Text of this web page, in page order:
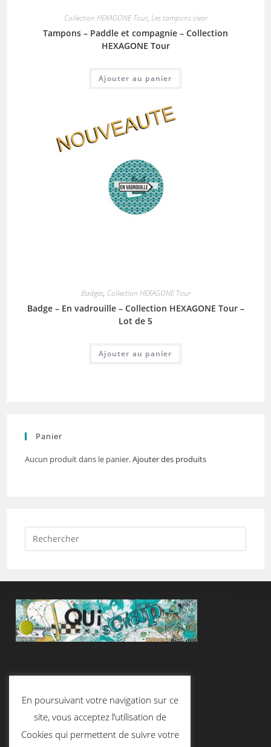
Collection HEXAGONE Tour, Les tampons clear
Tampons – Paddle et compagnie – Collection
HEXAGONE Tour
Ajouter au panier
Badges, Collection HEXAGONE Tour
Badge – En vadrouille – Collection HEXAGONE Tour –
Lot de 5
Ajouter au panier
Panier
Aucun produit dans le panier.Ajouter des produits
En poursuivant votre navigation sur ce
site, vous acceptez l’utilisation de
Cookies qui permettent de suivre votre